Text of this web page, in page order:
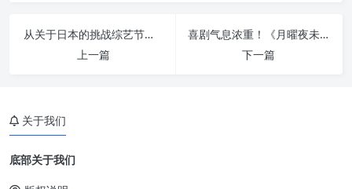
从关于日本的挑战综艺节目看日本综艺节目的制作理念
上一篇
喜剧气息浓重！《月曜夜未央》首播全程解析，笑声不断
下一篇
关于我们
底部关于我们